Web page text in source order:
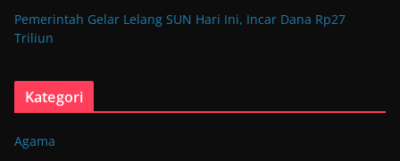
Pemerintah Gelar Lelang SUN Hari Ini, Incar Dana Rp27
Triliun
Kategori
Agama